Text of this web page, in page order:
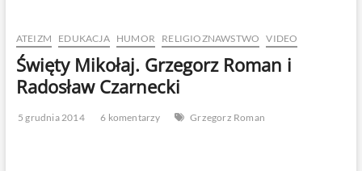
ATEIZM EDUKACJA HUMOR RELIGIOZNAWSTWO VIDEO
Święty Mikołaj. Grzegorz Roman i
Radosław Czarnecki
5 grudnia 2014 6 komentarzy Grzegorz Roman